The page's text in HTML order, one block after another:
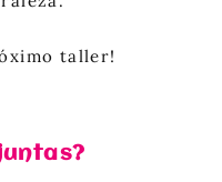
taller!